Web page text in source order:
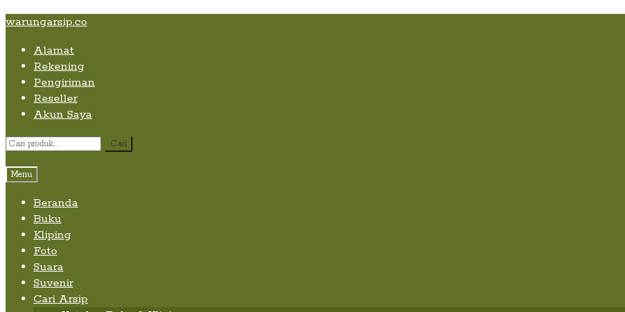
Skip
content
Skip
navigation
Skip
content
warungarsip.co
Alamat
Rekening
Pengiriman
Reseller
Akun Saya
Pencarian
Cari
Menu
Beranda
Buku
Kliping
Foto
Suara
Suvenir
Cari Arsip